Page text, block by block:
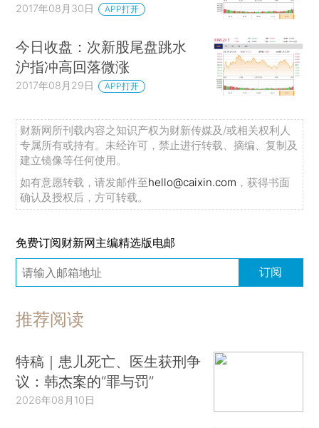
2017年08月30日 APP打开
今日收盘：次新股尾盘跳水
沪指冲高回落微涨
2017年08月29日 APP打开
财新网所刊载内容之知识产权为财新传媒及/或相关权利人
专属所有或持有。未经许可，禁止进行转载、摘编、复制及
建立镜像等任何使用。
如有意愿转载，请发邮件至hello@caixin.com ，获得书面
确认及授权后，方可转载。
免费订阅财新网主编精选版电邮
订阅
推荐阅读
特稿｜患儿死亡、医生获刑争
议：韩杰案的“罪与罚”
2026年08月10日